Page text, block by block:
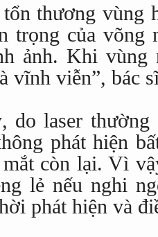
thương vùng
trọng của võng
ảnh. Khi vùng
vĩnh viễn”, bác
do laser
phát hiện
còn lại. Vì
lẻ nếu nghi
phát hiện và